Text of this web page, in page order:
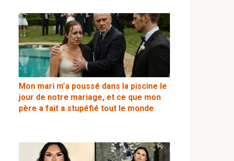
Mon mari m’a poussé dans la piscine le
jour de notre mariage, et ce que mon
père a fait a stupéfié tout le monde